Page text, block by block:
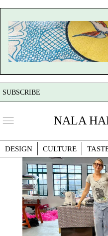
SUBSCRIBE
NALA
DESIGN CULTURE